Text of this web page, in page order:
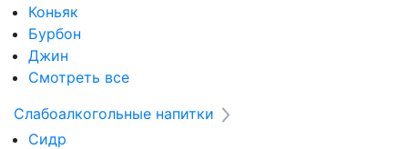
Коньяк
Бурбон
Джин
Смотреть все
Слабоалкогольные напитки
Сидр